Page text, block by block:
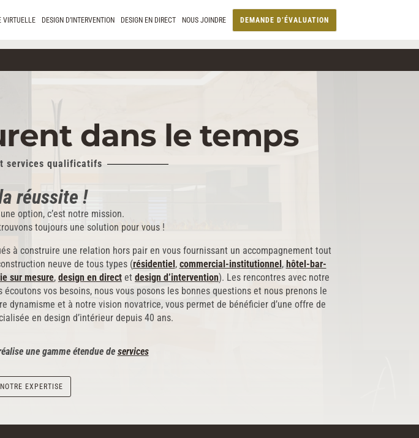
VIRTUELLE DESIGN D’INTERVENTION DESIGN EN DIRECT NOUS JOINDRE DEMANDE D’ÉVALUATION
dans le temps
services qualificatifs
réussite !
option, c’est notre mission.
toujours une solution pour vous !
à construire une relation hors pair en vous fournissant un accompagnement tout
neuve de tous types (résidentiel, commercial-institutionnel, hôtel-bar-
sur mesure, design en direct et design d’intervention). Les rencontres avec notre
vos besoins, nous vous posons les bonnes questions et nous prenons le
et à notre vision novatrice, vous permet de bénéficier d’une offre de
en design d’intérieur depuis 40 ans.
une gamme étendue de services
EXPERTISE